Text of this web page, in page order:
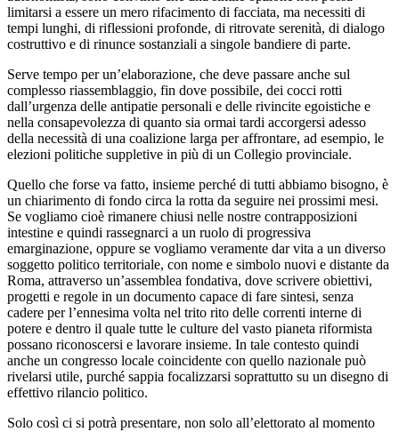
limitarsi a essere un mero rifacimento di facciata, ma necessiti di
tempi lunghi, di riflessioni profonde, di ritrovate serenità, di dialogo
costruttivo e di rinunce sostanziali a singole bandiere di parte.
Serve tempo per un’elaborazione, che deve passare anche sul
complesso riassemblaggio, fin dove possibile, dei cocci rotti
dall’urgenza delle antipatie personali e delle rivincite egoistiche e
nella consapevolezza di quanto sia ormai tardi accorgersi adesso
della necessità di una coalizione larga per affrontare, ad esempio, le
elezioni politiche suppletive in più di un Collegio provinciale.
Quello che forse va fatto, insieme perché di tutti abbiamo bisogno, è
un chiarimento di fondo circa la rotta da seguire nei prossimi mesi.
Se vogliamo cioè rimanere chiusi nelle nostre contrapposizioni
intestine e quindi rassegnarci a un ruolo di progressiva
emarginazione, oppure se vogliamo veramente dar vita a un diverso
soggetto politico territoriale, con nome e simbolo nuovi e distante da
Roma, attraverso un’assemblea fondativa, dove scrivere obiettivi,
progetti e regole in un documento capace di fare sintesi, senza
cadere per l’ennesima volta nel trito rito delle correnti interne di
potere e dentro il quale tutte le culture del vasto pianeta riformista
possano riconoscersi e lavorare insieme. In tale contesto quindi
anche un congresso locale coincidente con quello nazionale può
rivelarsi utile, purché sappia focalizzarsi soprattutto su un disegno di
effettivo rilancio politico.
Solo così ci si potrà presentare, non solo all’elettorato al momento